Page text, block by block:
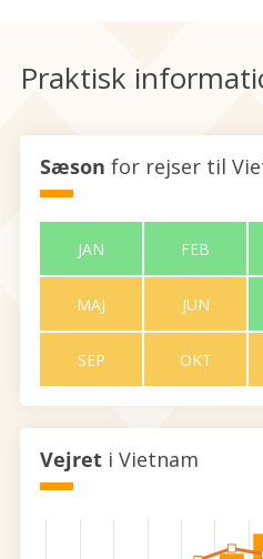
Praktisk
Sæson for rejser til
JAN FEB
MAJ JUN
SEP OKT
Vejret i Vietnam